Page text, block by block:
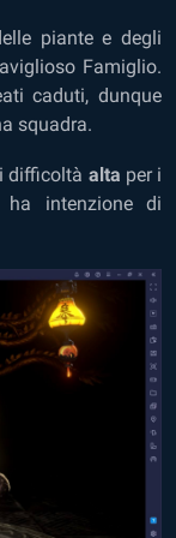
piante e degli
Famiglio.
caduti, dunque
squadra.
difficoltà alta per i
ha intenzione di